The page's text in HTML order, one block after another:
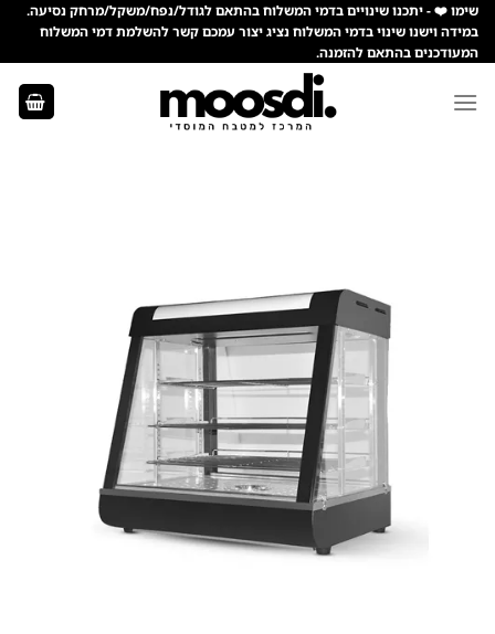
Skip
content
שימו ❤️ - יתכנו שינויים בדמי המשלוח בהתאם לגודל/נפח/משקל/מרחק נסיעה.
במידה וישנו שינוי בדמי המשלוח נציג יצור עמכם קשר להשלמת דמי המשלוח
המעודכנים בהתאם להזמנה.